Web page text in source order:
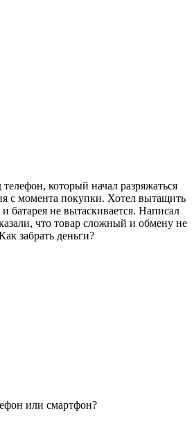
который начал разряжаться
с момента покупки. Хотел вытащить
батарея не вытаскивается. Написал
что товар сложный и обмену не
забрать деньги?
или смартфон?